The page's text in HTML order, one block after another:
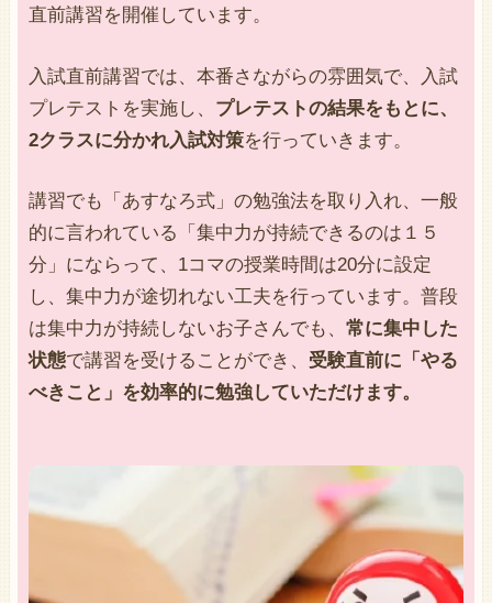
直前講習を開催しています。
入試直前講習では、本番さながらの雰囲気で、入試
プレテストを実施し、 プレテストの結果をもとに、
2クラスに分かれ入試対策を行っていきます。
講習でも「あすなろ式」の勉強法を取り入れ、一般
的に言われている「集中力が持続できるのは１５
分」にならって、1コマの授業時間は20分に設定
し、集中力が途切れない工夫を行っています。普段
は集中力が持続しないお子さんでも、 常に集中した
状態で講習を受けることができ、 受験直前に「やる
べきこと」を効率的に勉強していただけます。